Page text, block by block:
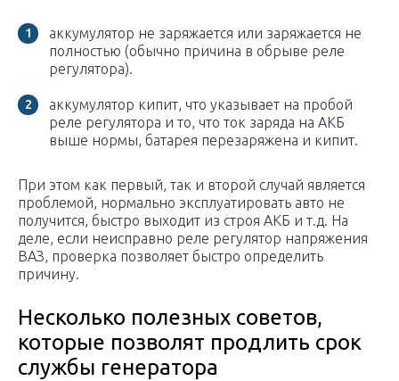
аккумулятор не заряжается или заряжается не
полностью (обычно причина в обрыве реле
регулятора).
аккумулятор кипит, что указывает на пробой
реле регулятора и то, что ток заряда на АКБ
выше нормы, батарея перезаряжена и кипит.
При этом как первый, так и второй случай является
проблемой, нормально эксплуатировать авто не
получится, быстро выходит из строя АКБ и т.д. На
деле, если неисправно реле регулятор напряжения
ВАЗ, проверка позволяет быстро определить
причину.
Несколько полезных советов,
которые позволят продлить срок
службы генератора